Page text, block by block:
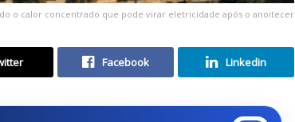
o calor concentrado que pode virar eletricidade após o anoitecer
Facebook Linkedin